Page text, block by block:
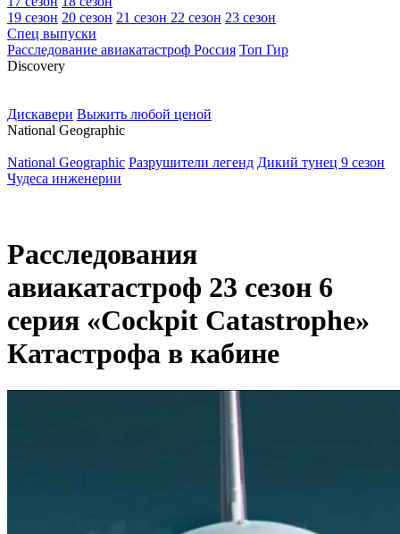
19 сезон 20 сезон 21 сезон 22 сезон 23 сезон
Спец выпуски
Расследование авиакатастроф Россия Топ Гир
Discovery
Дискавери Выжить любой ценой
National Geographic
National Geographic Разрушители легенд Дикий тунец 9 сезон
Чудеса инженерии
Расследования
авиакатастроф 23 сезон 6
серия «Cockpit Catastrophe»
Катастрофа в кабине